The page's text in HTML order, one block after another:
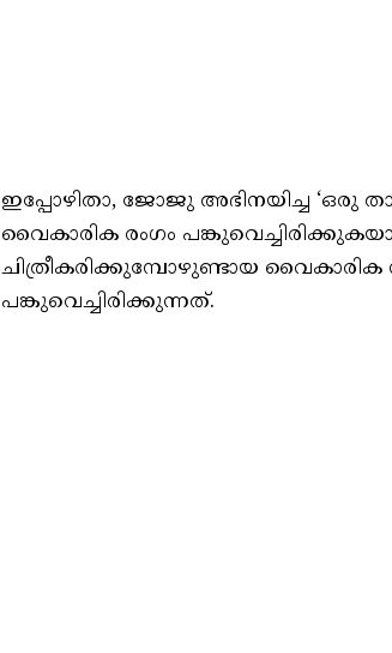
ഇപ്പോഴിതാ, ജോജു അഭിനയിച്ച ‘ഒരു
വൈകാരിക രംഗം
ചിത്രീകരിക്കുമ്പോഴുണ്ടായ
പങ്കുവെച്ചിരിക്കുന്നത്.